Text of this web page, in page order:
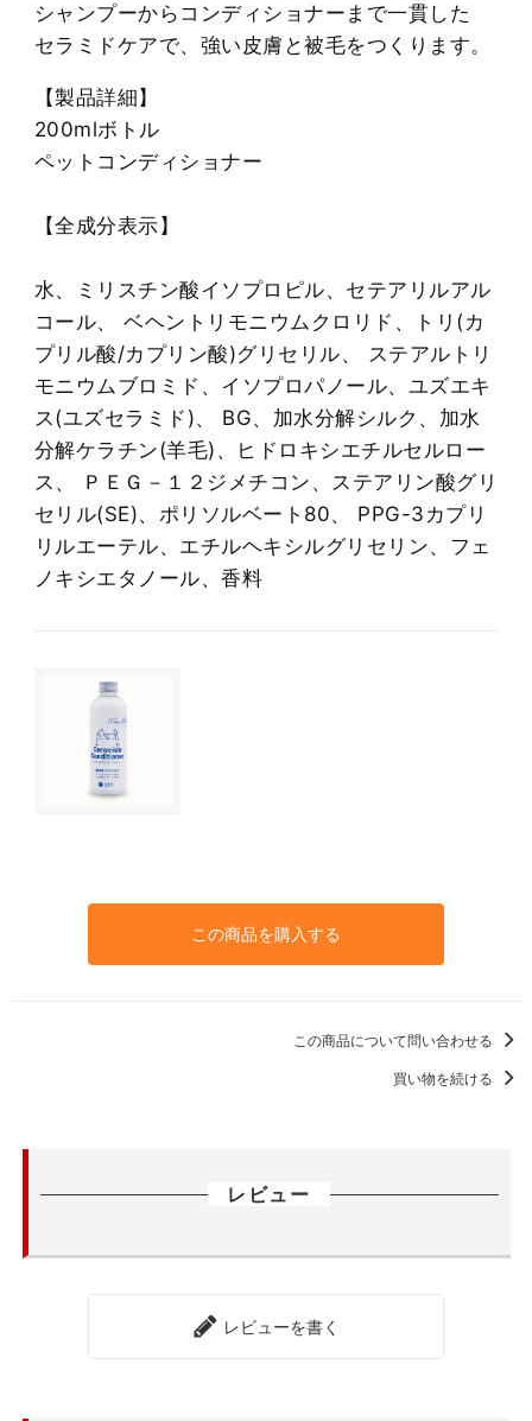
シャンプーからコンディショナーまで一貫した
セラミドケアで、強い皮膚と被毛をつくります。
【製品詳細】
200mlボトル
ペットコンディショナー
【全成分表示】
水、ミリスチン酸イソプロピル、セテアリルアル
コール、 ベヘントリモニウムクロリド、トリ(カ
プリル酸/カプリン酸)グリセリル、 ステアルトリ
モニウムブロミド、イソプロパノール、ユズエキ
ス(ユズセラミド)、 BG、加水分解シルク、加水
分解ケラチン(羊毛)、ヒドロキシエチルセルロー
ス、 ＰＥＧ－１２ジメチコン、ステアリン酸グリ
セリル(SE)、ポリソルベート80、 PPG-3カプリ
リルエーテル、エチルヘキシルグリセリン、フェ
ノキシエタノール、香料
この商品を購入する
この商品について問い合わせる
買い物を続ける
レビュー
レビューを書く